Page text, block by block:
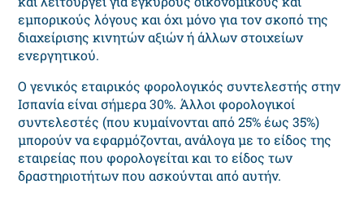
εμπορικούς λόγους και όχι μόνο για τον σκοπό της
διαχείρισης κινητών αξιών ή άλλων στοιχείων
ενεργητικού.
Ο γενικός εταιρικός φορολογικός συντελεστής στην
Ισπανία είναι σήμερα 30%. Άλλοι φορολογικοί
συντελεστές (που κυμαίνονται από 25% έως 35%)
μπορούν να εφαρμόζονται, ανάλογα με το είδος της
εταιρείας που φορολογείται και το είδος των
δραστηριοτήτων που ασκούνται από αυτήν.